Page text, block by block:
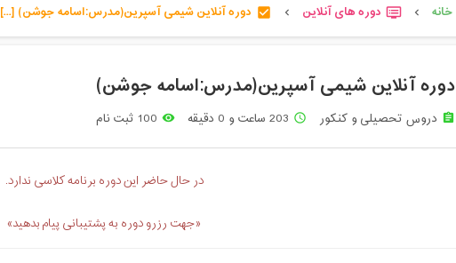
خانه chevron_left
dvr دوره های آنلاین chevron_left
check_box دوره آنلاین شیمی آسپرین(مدرس:اسامه جوشن) [...]
دوره آنلاین شیمی آسپرین(مدرس:اسامه جوشن)
assignment دروس تحصیلی و کنکور access_time 203 ساعت و 0 دقیقه remove_red_eye 100 ثبت نام
در حال حاضر این دوره برنامه کلاسی ندارد.
«جهت رزرو دوره به پشتیبانی پیام بدهید»